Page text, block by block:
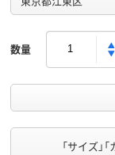
数量
「サイズ」